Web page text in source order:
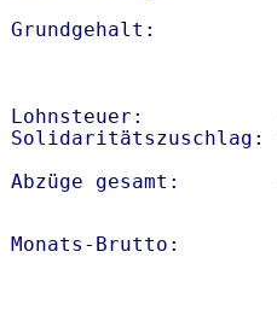
Lohnsteuer:
Abzüge gesamt:
Monats-